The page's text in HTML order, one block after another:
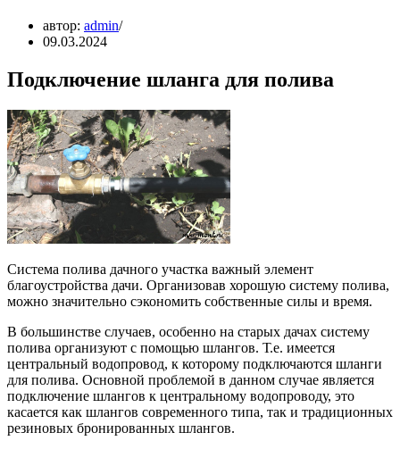
автор: admin
09.03.2024
Подключение шланга для полива
Система полива дачного участка важный элемент
благоустройства дачи. Организовав хорошую систему полива,
можно значительно сэкономить собственные силы и время.
В большинстве случаев, особенно на старых дачах систему
полива организуют с помощью шлангов. Т.е. имеется
центральный водопровод, к которому подключаются шланги
для полива. Основной проблемой в данном случае является
подключение шлангов к центральному водопроводу, это
касается как шлангов современного типа, так и традиционных
резиновых бронированных шлангов.